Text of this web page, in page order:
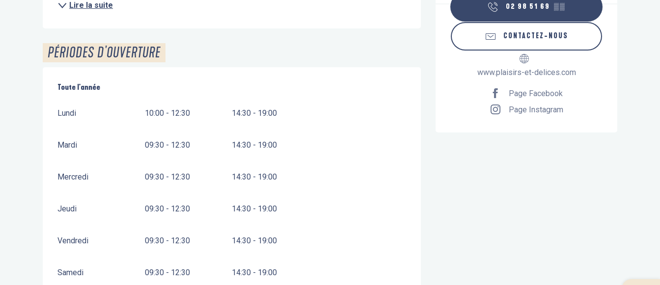
02 98 51 69 ▒▒
CONTACTEZ-NOUS
www.plaisirs-et-delices.com
Page Facebook
Page Instagram
Lire la suite
PÉRIODES D'OUVERTURE
Toute l'année
Toute l'année
Lundi 10:00 - 12:30 14:30 - 19:00
Mardi 09:30 - 12:30 14:30 - 19:00
Mercredi 09:30 - 12:30 14:30 - 19:00
Jeudi 09:30 - 12:30 14:30 - 19:00
Vendredi 09:30 - 12:30 14:30 - 19:00
Samedi 09:30 - 12:30 14:30 - 19:00